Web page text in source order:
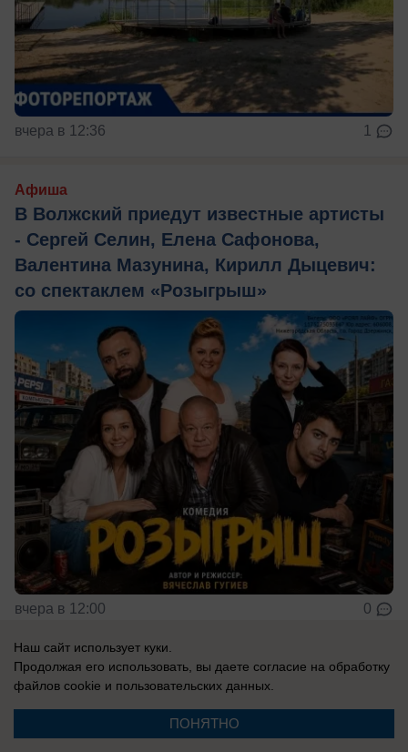
вчера в 12:36 1
Афиша
В Волжский приедут известные артисты
- Сергей Селин, Елена Сафонова,
Валентина Мазунина, Кирилл Дыцевич:
со спектаклем «Розыгрыш»
вчера в 12:00 0
Культура
Актер из Волжского Владимир Бутенко
снялся в новом сериале «Коп-звезда» на
ТНТ
Наш сайт использует куки.
Продолжая его использовать, вы даете согласие на обработку
файлов cookie и пользовательских данных.
ПОНЯТНО